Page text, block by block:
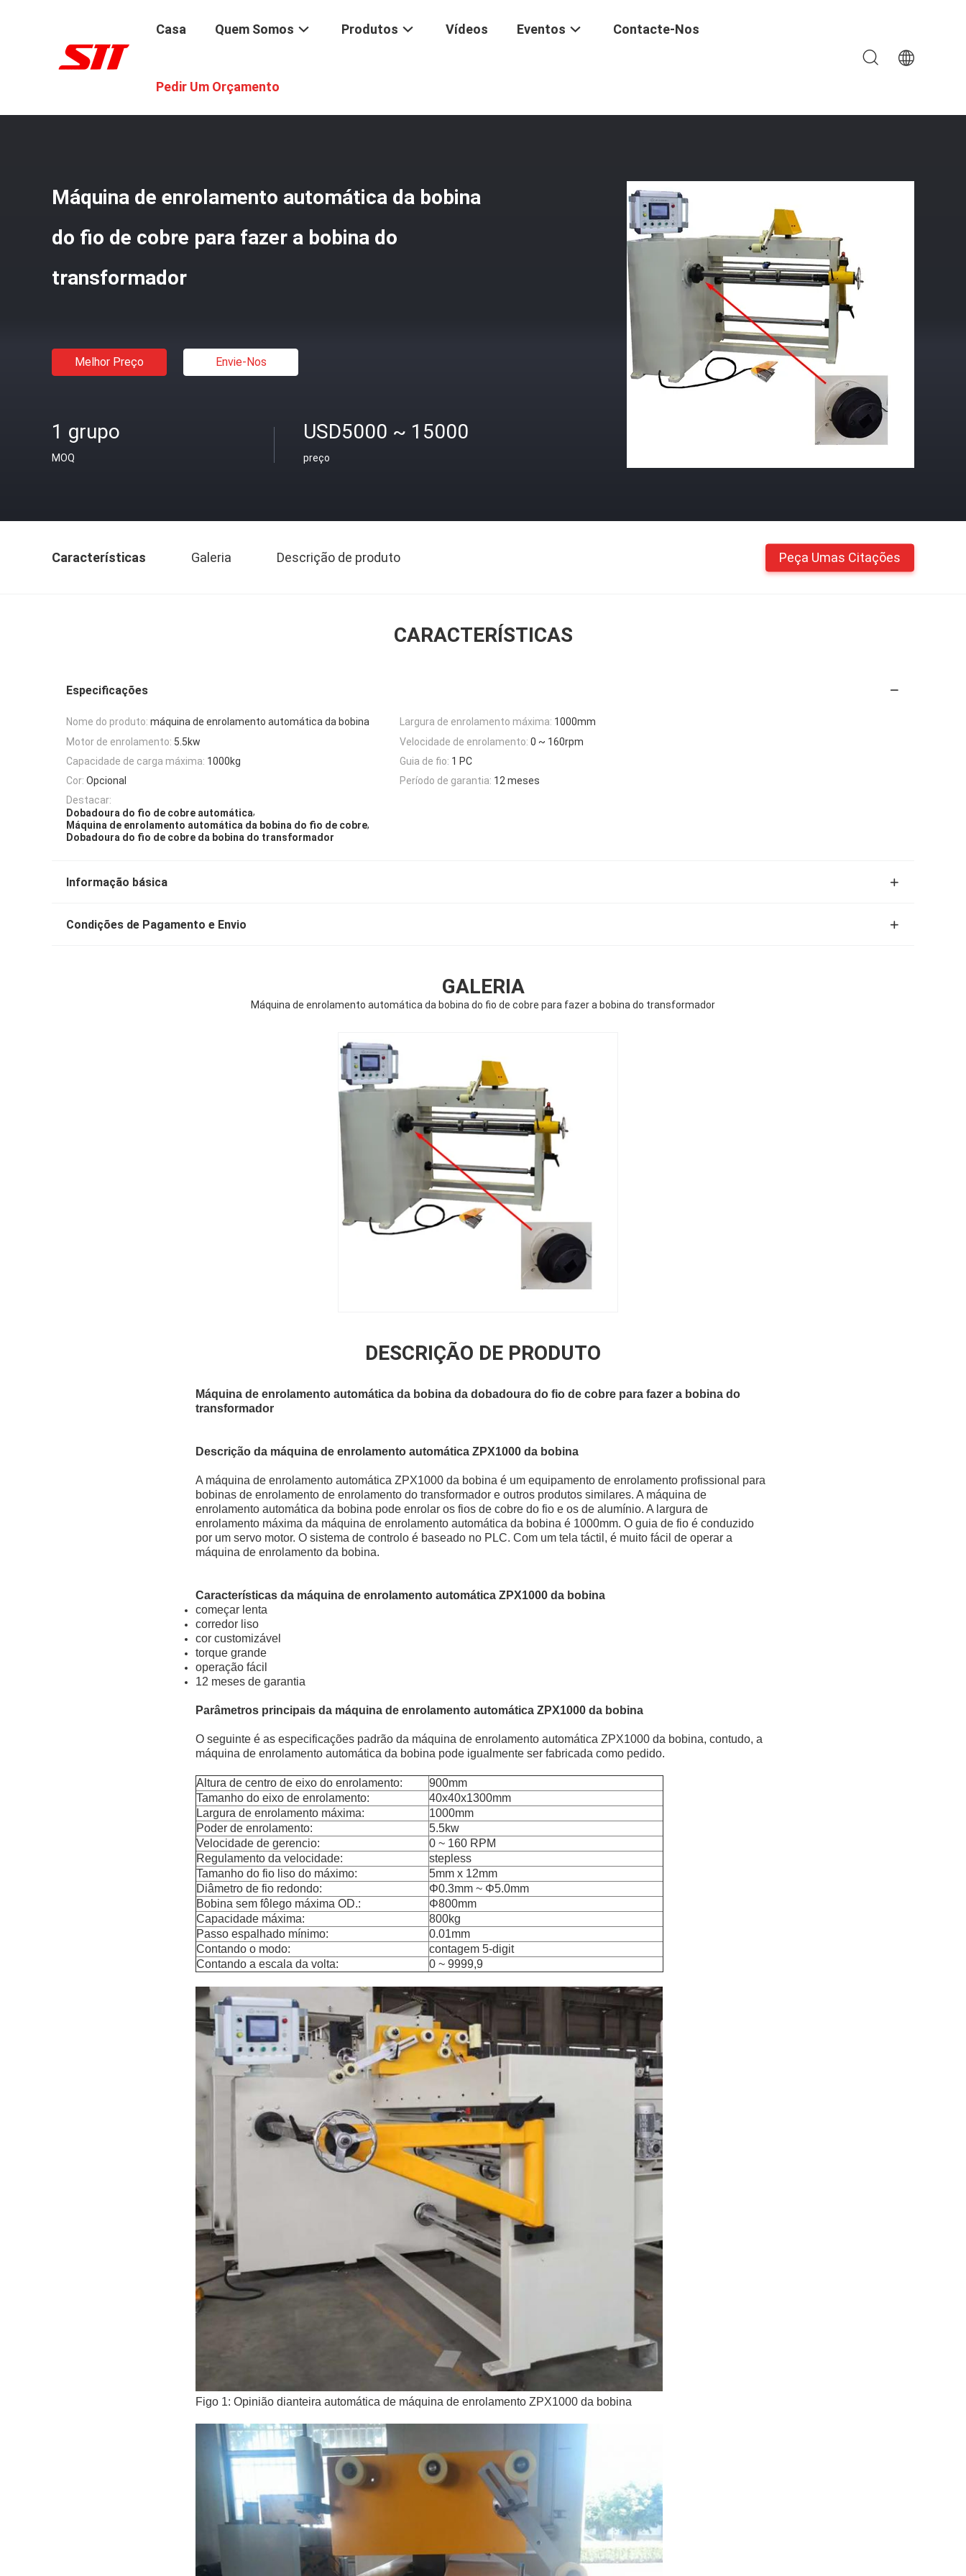
Casa Quem Somos Produtos Vídeos Eventos Contacte-Nos
Pedir Um Orçamento
Máquina de enrolamento automática da bobina
do fio de cobre para fazer a bobina do
transformador
Melhor Preço Envie-Nos
1 grupo
MOQ
USD5000 ~ 15000
preço
Características Galeria Descrição de produto Peça Umas Citações
CARACTERÍSTICAS
Especificações
Nome do produto: máquina de enrolamento automática da bobina Largura de enrolamento máxima: 1000mm
Motor de enrolamento: 5.5kw Velocidade de enrolamento: 0 ~ 160rpm
Capacidade de carga máxima: 1000kg Guia de fio: 1 PC
Cor: Opcional Período de garantia: 12 meses
Destacar:
Dobadoura do fio de cobre automática,
Máquina de enrolamento automática da bobina do fio de cobre,
Dobadoura do fio de cobre da bobina do transformador
Informação básica
Condições de Pagamento e Envio
GALERIA
Máquina de enrolamento automática da bobina do fio de cobre para fazer a bobina do transformador
DESCRIÇÃO DE PRODUTO
Máquina de enrolamento automática da bobina da dobadoura do fio de cobre para fazer a bobina do
transformador
Descrição da máquina de enrolamento automática ZPX1000 da bobina
A máquina de enrolamento automática ZPX1000 da bobina é um equipamento de enrolamento profissional para
bobinas de enrolamento de enrolamento do transformador e outros produtos similares. A máquina de
enrolamento automática da bobina pode enrolar os fios de cobre do fio e os de alumínio. A largura de
enrolamento máxima da máquina de enrolamento automática da bobina é 1000mm. O guia de fio é conduzido
por um servo motor. O sistema de controlo é baseado no PLC. Com um tela táctil, é muito fácil de operar a
máquina de enrolamento da bobina.
Características da máquina de enrolamento automática ZPX1000 da bobina
começar lenta
corredor liso
cor customizável
torque grande
operação fácil
12 meses de garantia
Parâmetros principais da máquina de enrolamento automática ZPX1000 da bobina
O seguinte é as especificações padrão da máquina de enrolamento automática ZPX1000 da bobina, contudo, a
máquina de enrolamento automática da bobina pode igualmente ser fabricada como pedido.
Altura de centro de eixo do enrolamento:
900mm
Tamanho do eixo de enrolamento:
40x40x1300mm
Largura de enrolamento máxima:
1000mm
Poder de enrolamento:
5.5kw
Velocidade de gerencio:
0 ~ 160 RPM
Regulamento da velocidade:
stepless
Tamanho do fio liso do máximo:
5mm x 12mm
Diâmetro de fio redondo:
Φ0.3mm ~ Φ5.0mm
Bobina sem fôlego máxima OD.:
Φ800mm
Capacidade máxima:
800kg
Passo espalhado mínimo:
0.01mm
Contando o modo:
contagem 5-digit
Contando a escala da volta:
0 ~ 9999,9
Figo 1: Opinião dianteira automática de máquina de enrolamento ZPX1000 da bobina